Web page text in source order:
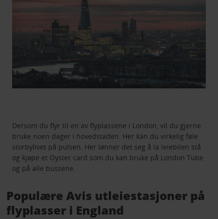
Dersom du flyr til en av flyplassene i London, vil du gjerne
bruke noen dager i hovedstaden. Her kan du virkelig føle
storbylivet på pulsen. Her lønner det seg å la leiebilen stå
og kjøpe et Oyster card som du kan bruke på London Tube
og på alle bussene.
Populære Avis utleiestasjoner på
flyplasser i England